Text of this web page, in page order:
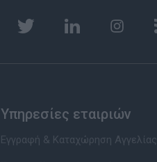
Υπηρεσίες εταιριών
Εγγραφή & Καταχώρηση Αγγελίας